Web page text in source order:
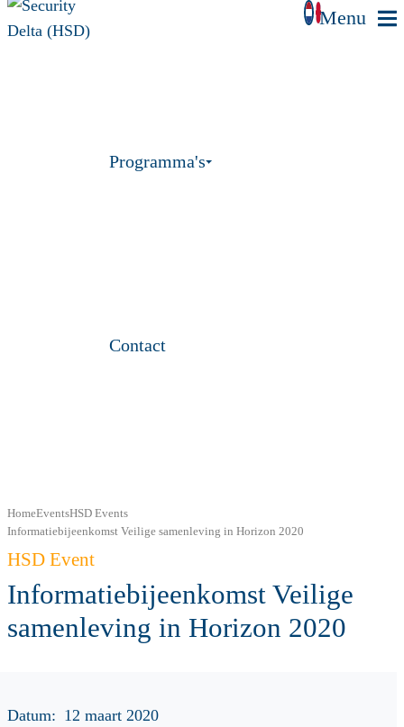
Programma's
Contact
Menu
HomeEventsHSD Events
Informatiebijeenkomst Veilige samenleving in Horizon 2020
HSD Event
Informatiebijeenkomst Veilige
samenleving in Horizon 2020
Datum: 12 maart 2020